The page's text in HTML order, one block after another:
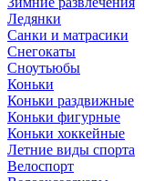
Ледянки
Санки и матрасики
Снегокаты
Сноутьюбы
Коньки
Коньки раздвижные
Коньки фигурные
Коньки хоккейные
Летние виды спорта
Велоспорт